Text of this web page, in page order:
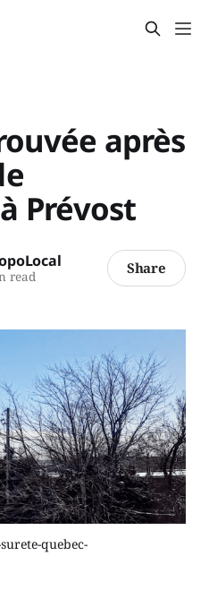
après
Prévost
read Share
quebec-